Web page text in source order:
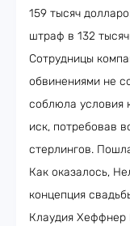
159 тысяч
штраф в 132
Сотрудницы
обвинениями не
соблюла условия
иск, потребовав
стерлингов.
Как оказалось,
концепция
Клаудия Хеффнер